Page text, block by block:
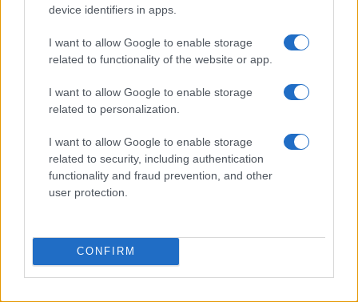
device identifiers in apps.
I want to allow Google to enable storage
related to functionality of the website or app.
I want to allow Google to enable storage
related to personalization.
I want to allow Google to enable storage
related to security, including authentication
functionality and fraud prevention, and other
user protection.
CONFIRM
David Bustamante: su batalla legal
desconocida
El cantante David Bustamante lleva cinco años en…